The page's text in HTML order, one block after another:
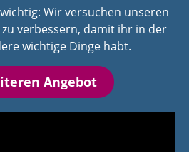
Wir versuchen unseren
verbessern, damit ihr in der
wichtige Dinge habt.
Angebot